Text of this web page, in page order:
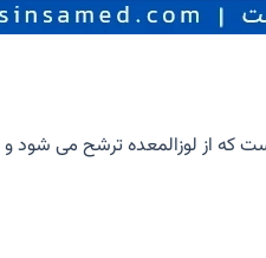
که از لوزالمعده ترشح می شود و